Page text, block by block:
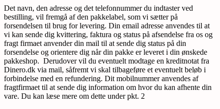
Det navn, den adresse og det telefonnummer du indtaster ved
bestilling, vil fremgå af den pakkelabel, som vi sætter på
forsendelsen til brug for levering. Din email adresse anvendes til at
vi kan sende dig kvittering, faktura og status på afsendelse fra os og
fragt firmaet anvender din mail til at sende dig status på din
forsendelse og orientere dig når din pakke er leveret i din ønskede
pakkeshop. Derudover vil du eventuelt modtage en kreditnotat fra
Dinero.dk via mail, såfremt vi skal tilbageføre et eventuelt beløb i
forbindelse med en refundering. Dit mobilnummer anvendes af
fragtfirmaet til at sende dig information om hvor du kan afhente din
vare. Du kan læse mere om dette under pkt. 2